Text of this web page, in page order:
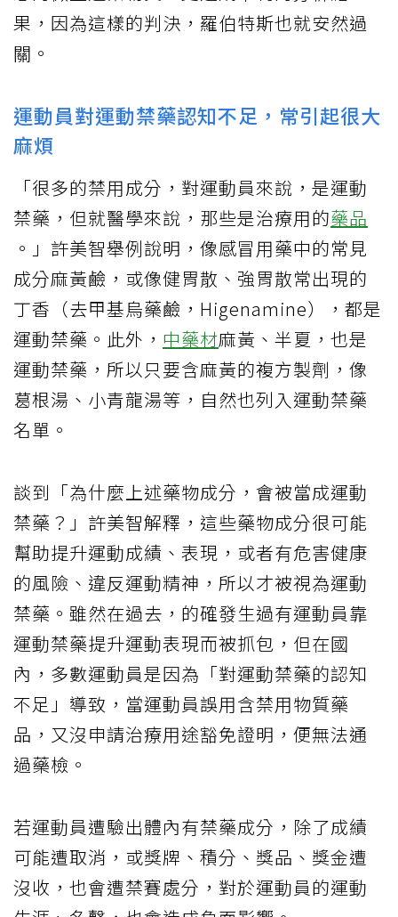
果，因為這樣的判決，羅伯特斯也就安然過
關。
運動員對運動禁藥認知不足，常引起很大
麻煩
「很多的禁用成分，對運動員來說，是運動
禁藥，但就醫學來說，那些是治療用的藥品
。」許美智舉例說明，像感冒用藥中的常見
成分麻黃鹼，或像健胃散、強胃散常出現的
丁香（去甲基烏藥鹼，Higenamine），都是
運動禁藥。此外， 中藥材麻黃、半夏，也是
運動禁藥，所以只要含麻黃的複方製劑，像
葛根湯、小青龍湯等，自然也列入運動禁藥
名單。
談到「為什麼上述藥物成分，會被當成運動
禁藥？」許美智解釋，這些藥物成分很可能
幫助提升運動成績、表現，或者有危害健康
的風險、違反運動精神，所以才被視為運動
禁藥。雖然在過去，的確發生過有運動員靠
運動禁藥提升運動表現而被抓包，但在國
內，多數運動員是因為「對運動禁藥的認知
不足」導致，當運動員誤用含禁用物質藥
品，又沒申請治療用途豁免證明，便無法通
過藥檢。
若運動員遭驗出體內有禁藥成分，除了成績
可能遭取消，或獎牌、積分、獎品、獎金遭
沒收，也會遭禁賽處分，對於運動員的運動